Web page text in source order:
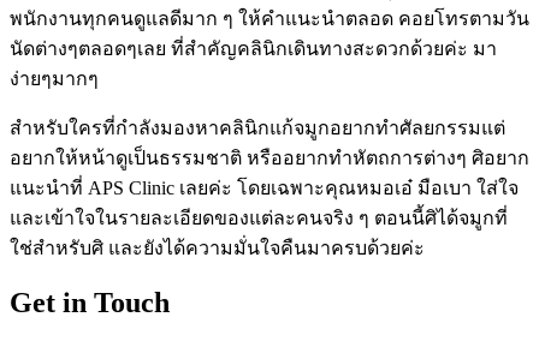
พนักงานทุกคนดูแลดีมาก ๆ ให้คำแนะนำตลอด คอยโทรตามวัน
นัดต่างๆตลอดๆเลย ที่สำคัญคลินิกเดินทางสะดวกด้วยค่ะ มา
ง่ายๆมากๆ
สำหรับใครที่กำลังมองหาคลินิกแก้จมูกอยากทำศัลยกรรมแต่
อยากให้หน้าดูเป็นธรรมชาติ หรืออยากทำหัตถการต่างๆ ศิอยาก
แนะนำที่ APS Clinic เลยค่ะ โดยเฉพาะคุณหมอเอ๋ มือเบา ใส่ใจ
และเข้าใจในรายละเอียดของแต่ละคนจริง ๆ ตอนนี้ศิได้จมูกที่
ใช่สำหรับศิ และยังได้ความมั่นใจคืนมาครบด้วยค่ะ
Get in Touch